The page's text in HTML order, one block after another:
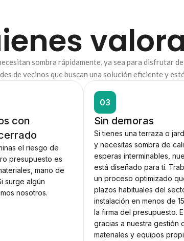
sombra rápidamente, ya sea para disfrutar
de vecinos que buscan una solución eficiente y
con
el riesgo de
presupuesto es
mano de
surge algún
nosotros.
03
Sin demoras
Si tienes una terraza o
y necesitas sombra de
esperas interminables,
está diseñado para ti.
un proceso optimizado
plazos habituales del
instalación en menos de
la firma del presupuesto.
gracias a nuestra gestión
materiales y equipos